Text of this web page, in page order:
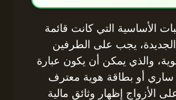
الأساسية التي كانت قائمة
الجديدة، يجب على الطرفين
والذي يمكن أن يكون عبارة
أو بطاقة هوية معترف
الأزواج إظهار وثائق مالية